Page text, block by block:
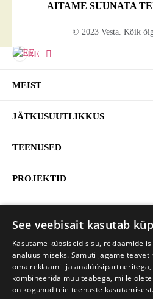
AITAME SUUNATA
© 2023 Vesta. Kõik
EE
MEIST
JÄTKUSUUTLIKKUS
TEENUSED
Ettevõtte jätkusuutlikkus
Hoonete keskkonnasäästlikkus
Hoonete modelleerimine ja analüüsid
Süsiniku netonullheide
Jätkusuutlikud tooted
PROJEKTID
KONTAKT
+370 614 27772
See veebisait kasutab
Kasutame küpsiseid sisu, reklaamide
analüüsimiseks. Samuti jagame teavet
oma reklaami- ja analüüsipartneritega,
kombineerida muu teabega, mille
on kogunud teie teenuste kasutamisest.